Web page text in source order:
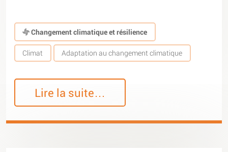
Changement climatique et résilience
Climat Adaptation au changement climatique
Lire la suite…